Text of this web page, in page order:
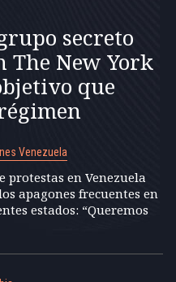
secreto
The New York
que
Venezuela
protestas en Venezuela
apagones frecuentes en
estados: “Queremos